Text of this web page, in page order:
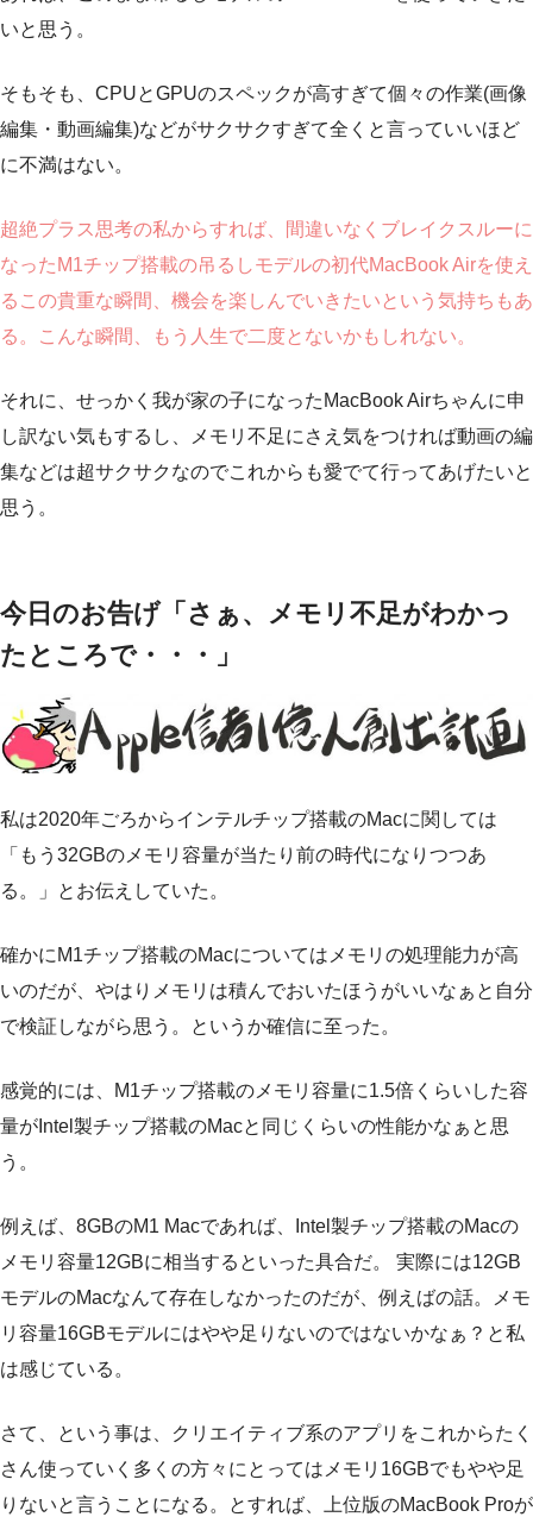
いと思う。
そもそも、CPUとGPUのスペックが高すぎて個々の作業(画像
編集・動画編集)などがサクサクすぎて全くと言っていいほど
に不満はない。
超絶プラス思考の私からすれば、間違いなくブレイクスルーに
なったM1チップ搭載の吊るしモデルの初代MacBook Airを使え
るこの貴重な瞬間、機会を楽しんでいきたいという気持ちもあ
る。こんな瞬間、もう人生で二度とないかもしれない。
それに、せっかく我が家の子になったMacBook Airちゃんに申
し訳ない気もするし、メモリ不足にさえ気をつければ動画の編
集などは超サクサクなのでこれからも愛でて行ってあげたいと
思う。
今日のお告げ「さぁ、メモリ不足がわかっ
たところで・・・」
私は2020年ごろからインテルチップ搭載のMacに関しては
「もう32GBのメモリ容量が当たり前の時代になりつつあ
る。」とお伝えしていた。
確かにM1チップ搭載のMacについてはメモリの処理能力が高
いのだが、やはりメモリは積んでおいたほうがいいなぁと自分
で検証しながら思う。というか確信に至った。
感覚的には、M1チップ搭載のメモリ容量に1.5倍くらいした容
量がIntel製チップ搭載のMacと同じくらいの性能かなぁと思
う。
例えば、8GBのM1 Macであれば、Intel製チップ搭載のMacの
メモリ容量12GBに相当するといった具合だ。 実際には12GB
モデルのMacなんて存在しなかったのだが、例えばの話。メモ
リ容量16GBモデルにはやや足りないのではないかなぁ？と私
は感じている。
さて、という事は、クリエイティブ系のアプリをこれからたく
さん使っていく多くの方々にとってはメモリ16GBでもやや足
りないと言うことになる。とすれば、上位版のMacBook Proが